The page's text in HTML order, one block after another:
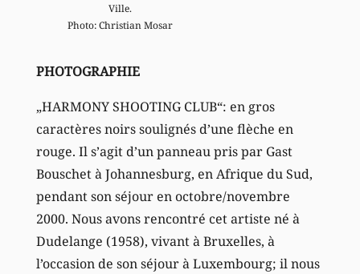
Ville.
Photo: Christian Mosar
PHOTOGRAPHIE
„HARMONY SHOOTING CLUB“: en gros
caractères noirs soulignés d’une flèche en
rouge. Il s’agit d’un panneau pris par Gast
Bouschet à Johannesburg, en Afrique du Sud,
pendant son séjour en octobre/novembre
2000. Nous avons rencontré cet artiste né à
Dudelange (1958), vivant à Bruxelles, à
l’occasion de son séjour à Luxembourg; il nous